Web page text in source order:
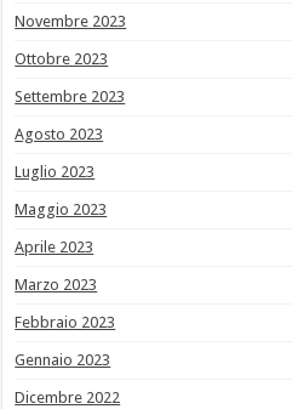
Novembre 2023
Ottobre 2023
Settembre 2023
Agosto 2023
Luglio 2023
Maggio 2023
Aprile 2023
Marzo 2023
Febbraio 2023
Gennaio 2023
Dicembre 2022